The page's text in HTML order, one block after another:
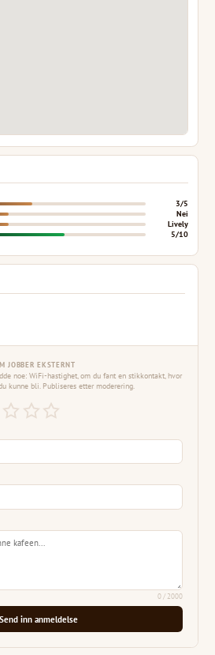
3/5
Nei
Lively
5/10
JOBBER EKSTERNT
noe: WiFi-hastighet, om du fant en stikkontakt, hvor
kunne bli. Publiseres etter moderering.
0/ 2000
Send inn anmeldelse